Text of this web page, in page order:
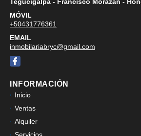
MÓVIL
+50431776361
EMAIL
inmobilariabryc@gmail.com
Facebook
INFORMACIÓN
Inicio
Ventas
Alquiler